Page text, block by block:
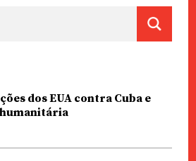
dos EUA contra Cuba e